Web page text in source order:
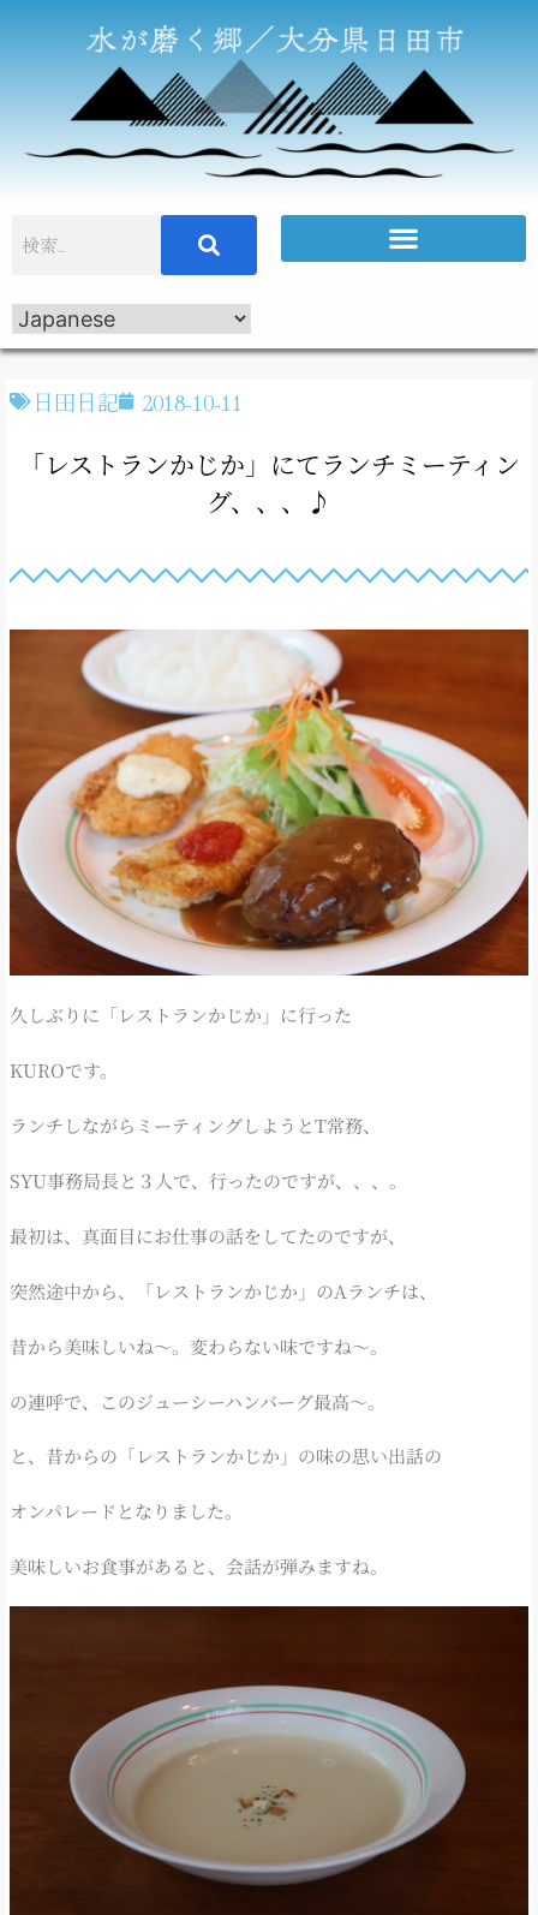
日田日記 2018-10-11
「レストランかじか」にてランチミーティン
グ、、、♪
久しぶりに「レストランかじか」に行った
KUROです。
ランチしながらミーティングしようとT常務、
SYU事務局長と３人で、行ったのですが、、、。
最初は、真面目にお仕事の話をしてたのですが、
突然途中から、「レストランかじか」のAランチは、
昔から美味しいね～。変わらない味ですね～。
の連呼で、このジューシーハンバーグ最高～。
と、昔からの「レストランかじか」の味の思い出話の
オンパレードとなりました。
美味しいお食事があると、会話が弾みますね。